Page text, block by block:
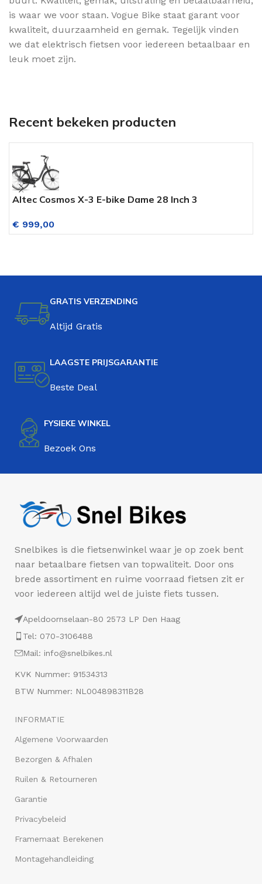
is waar we voor staan. Vogue Bike staat garant voor
kwaliteit, duurzaamheid en gemak. Tegelijk vinden
we dat elektrisch fietsen voor iedereen betaalbaar en
leuk moet zijn.
Recent bekeken producten
Altec Cosmos X-3 E-bike Dame 28 Inch 3
€ 999,00
GRATIS VERZENDING
Altijd Gratis
LAAGSTE PRIJSGARANTIE
Beste Deal
FYSIEKE WINKEL
Bezoek Ons
Snelbikes is die fietsenwinkel waar je op zoek bent
naar betaalbare fietsen van topwaliteit. Door ons
brede assortiment en ruime voorraad fietsen zit er
voor iedereen altijd wel de juiste fiets tussen.
Apeldoornselaan-80 2573 LP Den Haag
Tel: 070-3106488
Mail: info@snelbikes.nl
KVK Nummer: 91534313
BTW Nummer: NL004898311B28
INFORMATIE
Algemene Voorwaarden
Bezorgen & Afhalen
Ruilen & Retourneren
Garantie
Privacybeleid
Framemaat Berekenen
Montagehandleiding